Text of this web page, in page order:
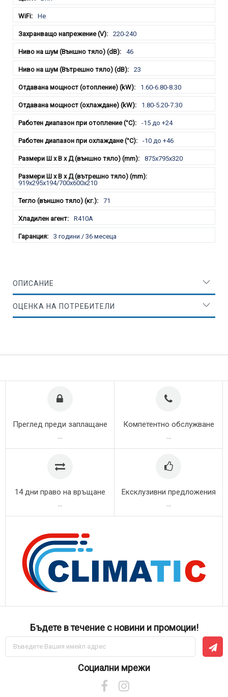
Не
220-240
46
23
1.60-6.80-8.30
1.80-5.20-7.30
-15 до +24
-10 до +46
875x795x320
919х295х194/700х600х210
71
R410A
3 години / 36 месеца
ОПИСАНИЕ
ОЦЕНКА НА ПОТРЕБИТЕЛИ
Преглед преди заплащане Компетентно обслужване
14 дни право на връщане Ексклузивни предложения
Бъдете в течение с новини и промоции!
Абонирай
за
Социални мрежи